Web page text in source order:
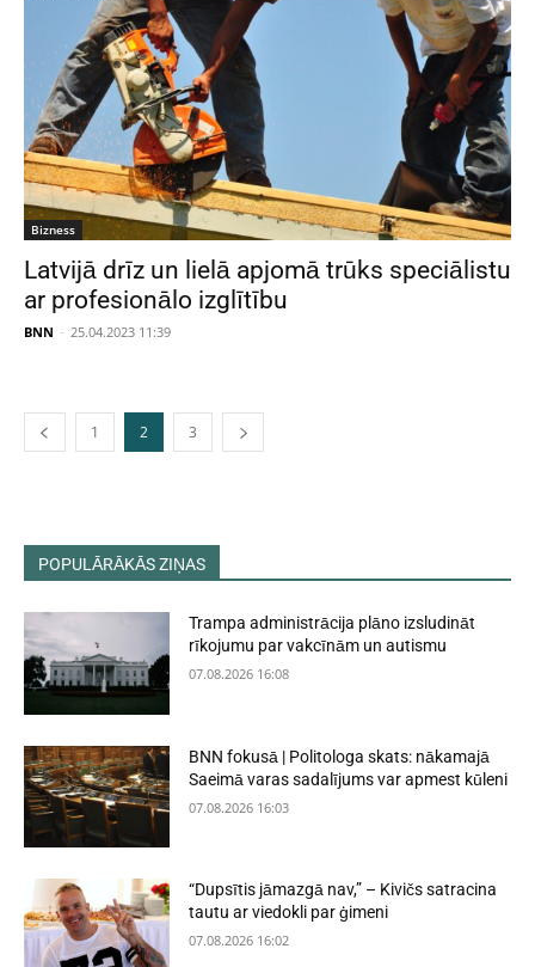
Bizness
Latvijā drīz un lielā apjomā trūks speciālistu
ar profesionālo izglītību
BNN - 25.04.2023 11:39
1 2 3
POPULĀRĀKĀS ZIŅAS
Trampa administrācija plāno izsludināt
rīkojumu par vakcīnām un autismu
07.08.2026 16:08
BNN fokusā | Politologa skats: nākamajā
Saeimā varas sadalījums var apmest kūleni
07.08.2026 16:03
“Dupsītis jāmazgā nav,” – Kivičs satracina
tautu ar viedokli par ģimeni
07.08.2026 16:02